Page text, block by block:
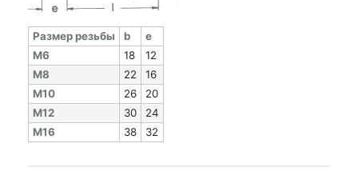
Раз­мер резь­бы b
e
M6
18
12
M8
22
16
M10
26
20
M12
30
24
M16
38 32